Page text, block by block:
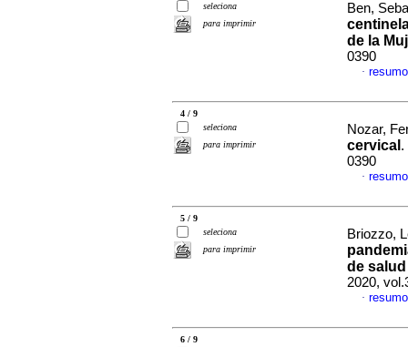
seleciona
para imprimir
Ben,
de la
0390
·
4 / 9
seleciona
para imprimir
Nozar,
cervical .
0390
·
5 / 9
seleciona
para imprimir
Briozzo,
de
2020,
·
6 / 9